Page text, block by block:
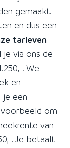
gemaakt.
en dus een
tarieven
via ons de
. We
en
je een
om
van
. Je betaalt